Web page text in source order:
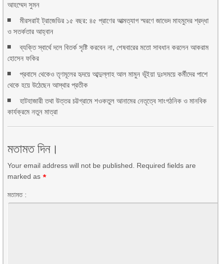
আহম্মেদ সুমন
মীরসরাই ট্রাজেডির ১৫ বছর: ৪৫ প্রাণের আত্মত্যাগ স্মরণে জাভেদ মাহমুদের শ্রদ্ধা
ও সতর্কতার আহ্বান
ব্যক্তি স্বার্থে দলে বিতর্ক সৃষ্টি করবেন না, শেষবারের মতো সাবধান করলেন আকরাম
হোসেন ফকির
প্রবাসে থেকেও তৃণমূলের হৃদয়ে আব্দুল্লাহ আল মামুন ভূঁইয়া দুঃসময়ে কর্মীদের পাশে
থেকে হয়ে উঠেছেন আস্থার প্রতীক
হাটহাজারী তথা উত্তর চট্টগ্রামে শওকতুল আনামের নেতৃত্বে সাংগঠনিক ও মানবিক
কার্যক্রমে নতুন মাত্রা
মতামত দিন।
Your email address will not be published. Required fields are
marked as *
মতামত :